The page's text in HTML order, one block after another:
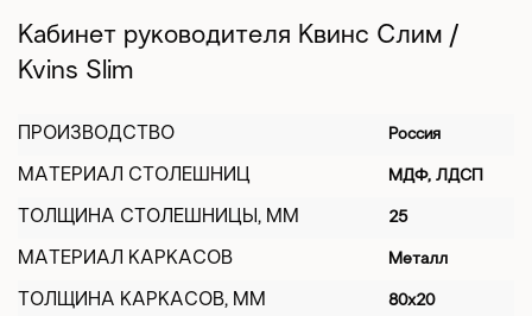
Кабинет руководителя Квинс Слим /
Kvins Slim
ПРОИЗВОДСТВО Россия
МАТЕРИАЛ СТОЛЕШНИЦ МДФ, ЛДСП
ТОЛЩИНА СТОЛЕШНИЦЫ, ММ 25
МАТЕРИАЛ КАРКАСОВ Металл
ТОЛЩИНА КАРКАСОВ, ММ 80х20